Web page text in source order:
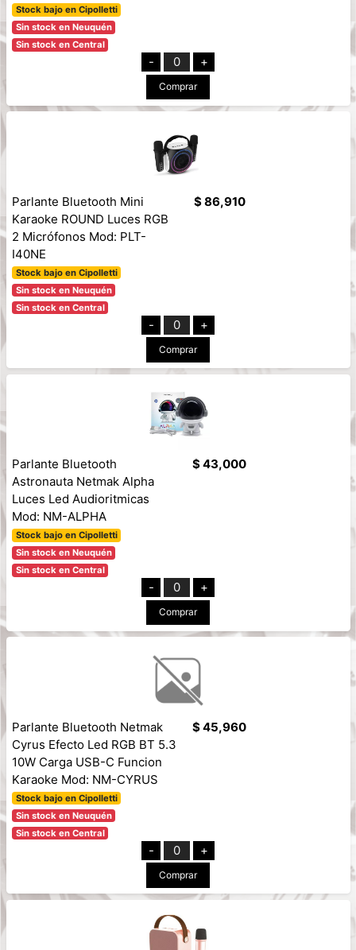
Stock bajo en Cipolletti
Sin stock en Neuquén
Sin stock en Central
- 0 +
Comprar
Parlante Bluetooth Mini
Karaoke ROUND Luces RGB
2 Micrófonos Mod: PLT-
I40NE
Stock bajo en Cipolletti
Sin stock en Neuquén
Sin stock en Central
$ 86,910
- 0 +
Comprar
Parlante Bluetooth
Astronauta Netmak Alpha
Luces Led Audioritmicas
Mod: NM-ALPHA
Stock bajo en Cipolletti
Sin stock en Neuquén
Sin stock en Central
$ 43,000
- 0 +
Comprar
Parlante Bluetooth Netmak
Cyrus Efecto Led RGB BT 5.3
10W Carga USB-C Funcion
Karaoke Mod: NM-CYRUS
Stock bajo en Cipolletti
Sin stock en Neuquén
Sin stock en Central
$ 45,960
- 0 +
Comprar